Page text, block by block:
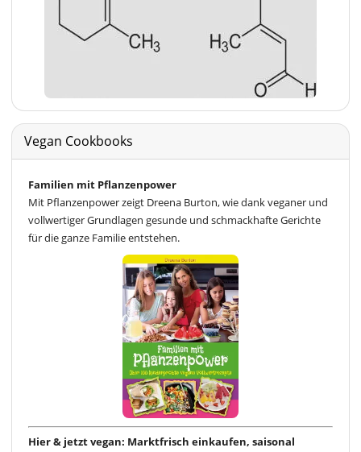
Vegan Cookbooks
Familien mit Pflanzenpower
Mit Pflanzenpower zeigt Dreena Burton, wie dank veganer und
vollwertiger Grundlagen gesunde und schmackhafte Gerichte
für die ganze Familie entstehen.
Hier & jetzt vegan: Marktfrisch einkaufen, saisonal